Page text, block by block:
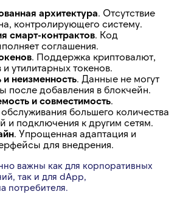
архитектура. Отсутствие
контролирующего систему.
смарт-контрактов. Код
соглашения.
. Поддержка криптовалют,
утилитарных токенов.
и неизменность. Данные не могут
после добавления в блокчейн.
и совместимость.
большего количества
и подключения к другим сетям.
. Упрощенная адаптация и
для внедрения.
важны как для корпоративных
так и для dApp,
потребителя.